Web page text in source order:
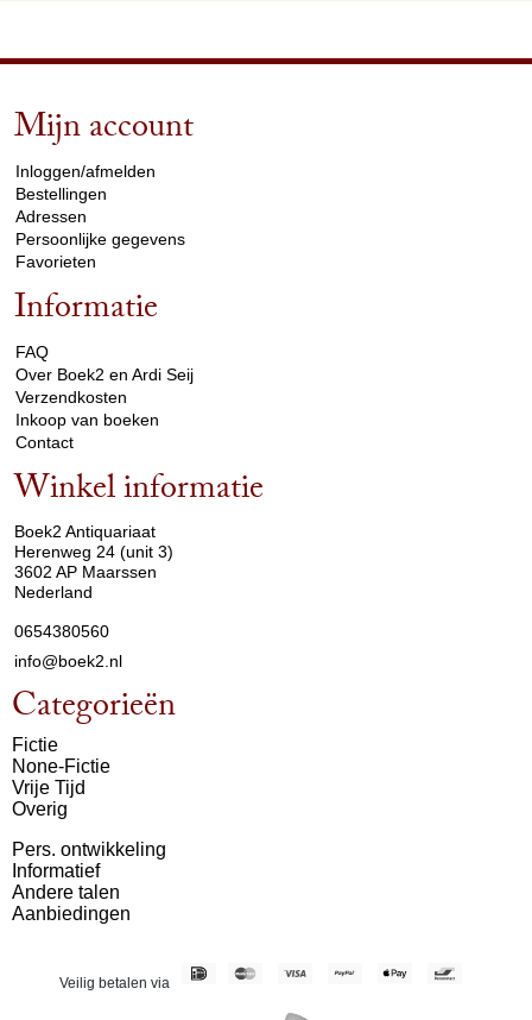
Mijn account
Inloggen/afmelden
Bestellingen
Adressen
Persoonlijke gegevens
Favorieten
Informatie
FAQ
Over Boek2 en Ardi Seij
Verzendkosten
Inkoop van boeken
Contact
Winkel informatie
Boek2 Antiquariaat
Herenweg 24 (unit 3)
3602 AP Maarssen
Nederland
0654380560
info@boek2.nl
Categorieën
Fictie
None-Fictie
Vrije Tijd
Overig
Pers. ontwikkeling
Informatief
Andere talen
Aanbiedingen
Veilig betalen via